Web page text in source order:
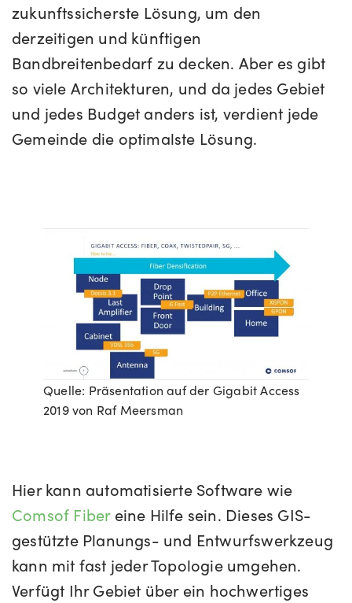
zukunftssicherste Lösung, um den
derzeitigen und künftigen
Bandbreitenbedarf zu decken. Aber es gibt
so viele Architekturen, und da jedes Gebiet
und jedes Budget anders ist, verdient jede
Gemeinde die optimalste Lösung.
Quelle: Präsentation auf der Gigabit Access
2019 von Raf Meersman
Hier kann automatisierte Software wie
Comsof Fiber eine Hilfe sein. Dieses GIS-
gestützte Planungs- und Entwurfswerkzeug
kann mit fast jeder Topologie umgehen.
Verfügt Ihr Gebiet über ein hochwertiges